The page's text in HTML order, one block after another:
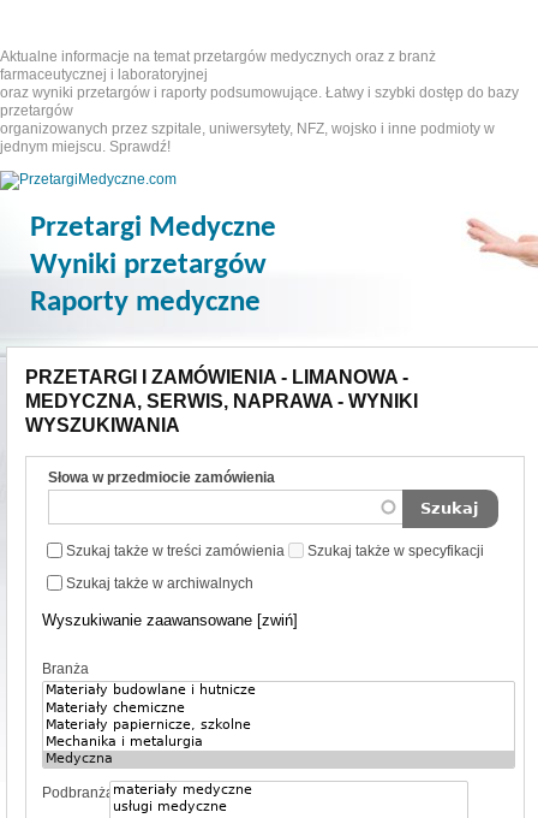
Aktualne informacje na temat przetargów medycznych oraz z branż
farmaceutycznej i laboratoryjnej
oraz wyniki przetargów i raporty podsumowujące. Łatwy i szybki dostęp do bazy
przetargów
organizowanych przez szpitale, uniwersytety, NFZ, wojsko i inne podmioty w
jednym miejscu. Sprawdź!
Przetargi Medyczne
Wyniki przetargów
Raporty medyczne
PRZETARGI I ZAMÓWIENIA - LIMANOWA -
MEDYCZNA, SERWIS, NAPRAWA - WYNIKI
WYSZUKIWANIA
Słowa w przedmiocie zamówienia
Szukaj także w treści zamówienia
Szukaj także w specyfikacji
Szukaj także w archiwalnych
Wyszukiwanie zaawansowane [zwiń]
Branża
Podbranża